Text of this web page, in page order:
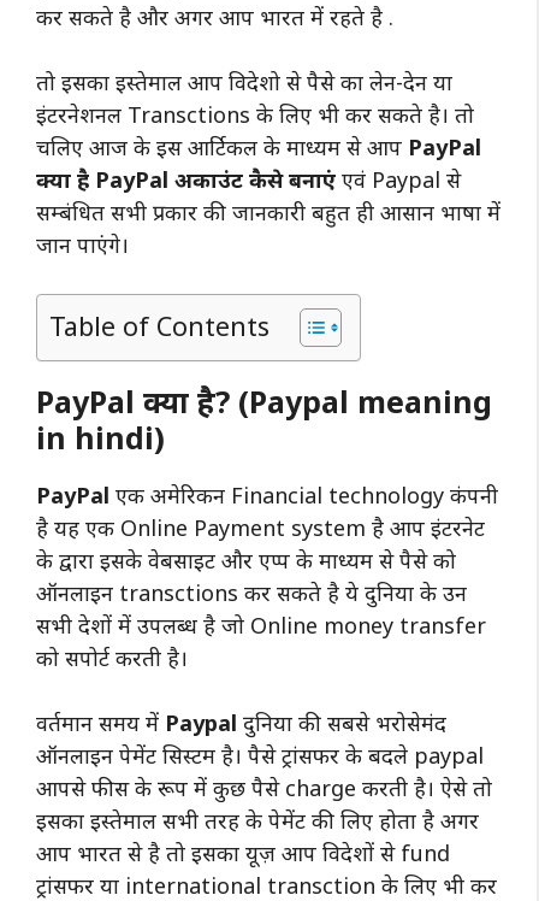
कर सकते है और अगर आप भारत में रहते है .
तो इसका इस्तेमाल आप विदेशो से पैसे का लेन-देन या
इंटरनेशनल Transctions के लिए भी कर सकते है। तो
चलिए आज के इस आर्टिकल के माध्यम से आप PayPal
क्या है PayPal अकाउंट कैसे बनाएं एवं Paypal से
सम्बंधित सभी प्रकार की जानकारी बहुत ही आसान भाषा में
जान पाएंगे।
Table of Contents
PayPal क्या है? (Paypal meaning
in hindi)
PayPal एक अमेरिकन Financial technology कंपनी
है यह एक Online Payment system है आप इंटरनेट
के द्वारा इसके वेबसाइट और एप्प के माध्यम से पैसे को
ऑनलाइन transctions कर सकते है ये दुनिया के उन
सभी देशों में उपलब्ध है जो Online money transfer
को सपोर्ट करती है।
वर्तमान समय में Paypal दुनिया की सबसे भरोसेमंद
ऑनलाइन पेमेंट सिस्टम है। पैसे ट्रांसफर के बदले paypal
आपसे फीस के रूप में कुछ पैसे charge करती है। ऐसे तो
इसका इस्तेमाल सभी तरह के पेमेंट की लिए होता है अगर
आप भारत से है तो इसका यूज़ आप विदेशों से fund
ट्रांसफर या international transction के लिए भी कर